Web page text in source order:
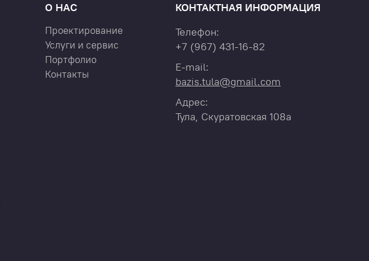
О НАС
Проектирование
Услуги и сервис
Портфолио
Контакты
КОНТАКТНАЯ ИНФОРМАЦИЯ
Телефон:
+7 (967) 431-16-82
E-mail:
bazis.tula@gmail.com
Адрес:
Тула, Скуратовская 108а